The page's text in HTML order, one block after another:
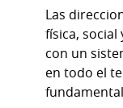
Las
física, social
con un
en todo el